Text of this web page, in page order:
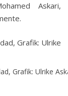
Grafik: Ulrike